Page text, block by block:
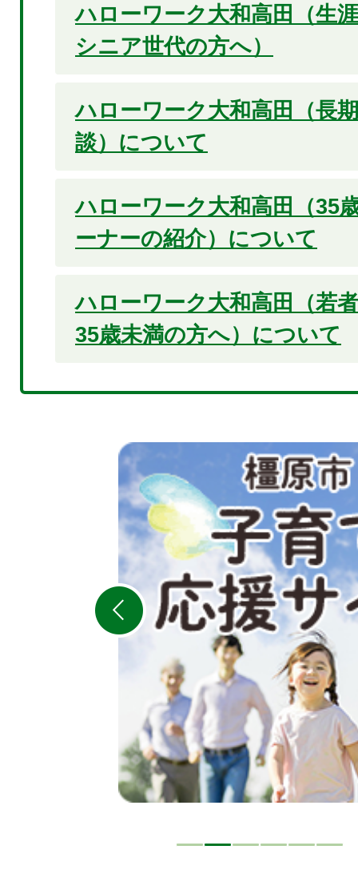
ハローワーク大和高田（生
シニア世代の方へ）
ハローワーク大和高田（長
談）について
ハローワーク大和高田（35
ーナーの紹介）について
ハローワーク大和高田（若
35歳未満の方へ）について
2
枚
目
の
ス
ラ